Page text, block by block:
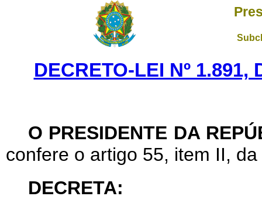
DECRETO-LEI Nº 1.891,
O PRESIDENTE DA
confere o artigo 55, item II,
DECRETA: